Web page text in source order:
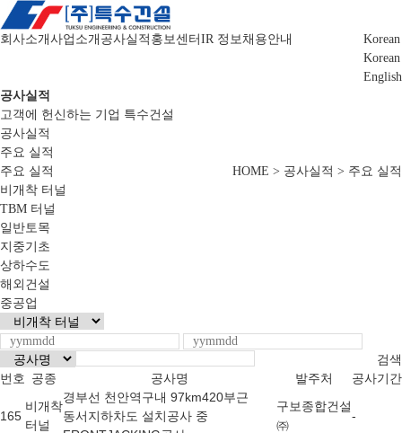
회사소개 사업소개 공사실적 홍보센터 IR 정보채용안내
Korean
Korean
English
공사실적
고객에 헌신하는 기업 특수건설
공사실적
주요 실적
주요 실적
HOME > 공사실적 > 주요 실적
비개착 터널
TBM 터널
일반토목
지중기초
상하수도
해외건설
중공업
검색
번호 공종 공사명 발주처 공사기간
165
비개착
터널
경부선 천안역구내 97km420부근
동서지하차도 설치공사 중
구보종합건설
㈜
-